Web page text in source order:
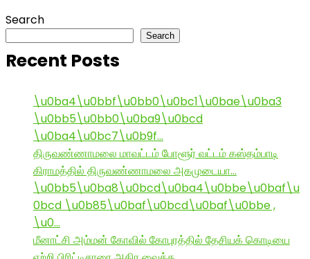
Search
Search
Recent Posts
\u0ba4\u0bbf\u0bb0\u0bc1\u0bae\u0ba3
\u0bb5\u0bb0\u0ba9\u0bcd
\u0ba4\u0bc7\u0b9f…
திருவண்ணாமலை மாவட்டம் போளூர் வட்டம் கஸ்தம்பாடி
கிராமத்தில் திருவண்ணாமலை அகமுடையா…
\u0bb5\u0ba8\u0bcd\u0ba4\u0bbe\u0baf\u
0bcd \u0b85\u0baf\u0bcd\u0baf\u0bbe ,
\u0…
மீனாட்சி அம்மன் கோவில் கோபுரத்தில் தேசியக் கொடியை